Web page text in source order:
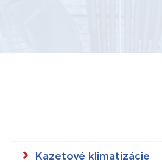
Kazetové klimatizácie